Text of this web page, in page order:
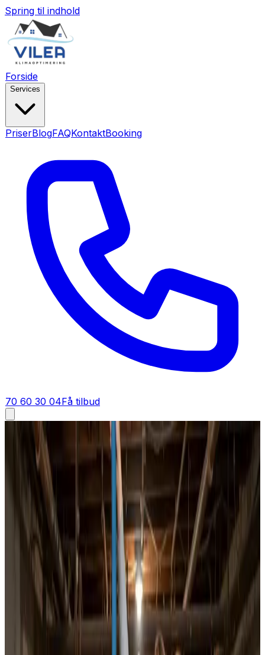
Spring til indhold
Forside
Services
PriserBlogFAQKontaktBooking
70 60 30 04Få tilbud
Ventilationsrens i
Ventilationsrens i Tarm
Ren luft starter med rene kanaler. I Tarm fjerner vi støv,
pollen, fedt og skimmelsporer fra hele dit
ventilationssystem, så indeklimaet bliver sundere og
energiforbruget falder.